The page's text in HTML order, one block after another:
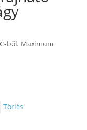
ből. Maximum
Törlés